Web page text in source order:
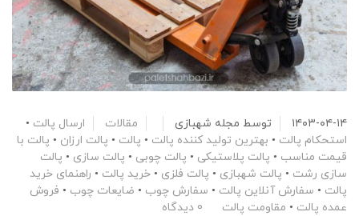
۱۴۰۳-۰۴-۱۴ توسط مجله شهبازی مقالات ارسال پالت •
استحکام پالت • بهترین تولید کننده پالت • پالت • پالت ارزان • پالت با
قیمت مناسب • پالت پلاستیکی • پالت چوبی • پالت سازی • پالت
سازی رشت • پالت شهبازی • پالت فلزی • خرید پالت • راهنمای خرید
پالت • سفارش آنلاین پالت • سفارش چوب • ضایعات چوب • فروش
عمده پالت • مقاومت پالت 0 دیدگاه